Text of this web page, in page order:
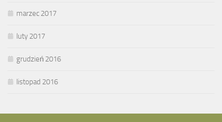
marzec 2017
luty 2017
grudzień 2016
listopad 2016